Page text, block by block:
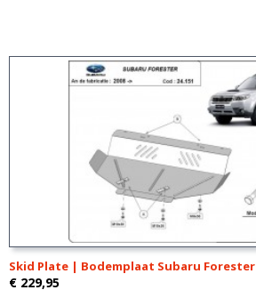
Skid Plate | Bodemplaat Subaru Forester
€ 229,95